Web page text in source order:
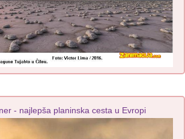
- najlepša planinska cesta u Evropi